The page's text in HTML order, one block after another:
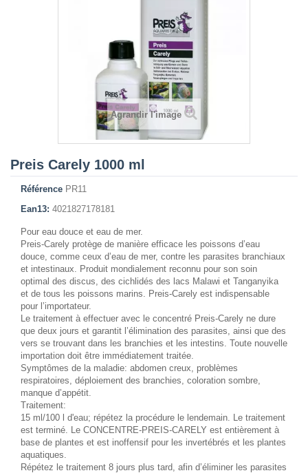
Agrandir l'image
Preis Carely 1000 ml
Référence PR11
Ean13: 4021827178181
Pour eau douce et eau de mer.
Preis-Carely protège de manière efficace les poissons d’eau
douce, comme ceux d’eau de mer, contre les parasites branchiaux
et intestinaux. Produit mondialement reconnu pour son soin
optimal des discus, des cichlidés des lacs Malawi et Tanganyika
et de tous les poissons marins. Preis-Carely est indispensable
pour l’importateur.
Le traitement à effectuer avec le concentré Preis-Carely ne dure
que deux jours et garantit l’élimination des parasites, ainsi que des
vers se trouvant dans les branchies et les intestins. Toute nouvelle
importation doit être immédiatement traitée.
Symptômes de la maladie: abdomen creux, problèmes
respiratoires, déploiement des branchies, coloration sombre,
manque d’appétit.
Traitement:
15 ml/100 l d'eau; répétez la procédure le lendemain. Le traitement
est terminé. Le CONCENTRE-PREIS-CARELY est entièrement à
base de plantes et est inoffensif pour les invertébrés et les plantes
aquatiques.
Répétez le traitement 8 jours plus tard, afin d’éliminer les parasites